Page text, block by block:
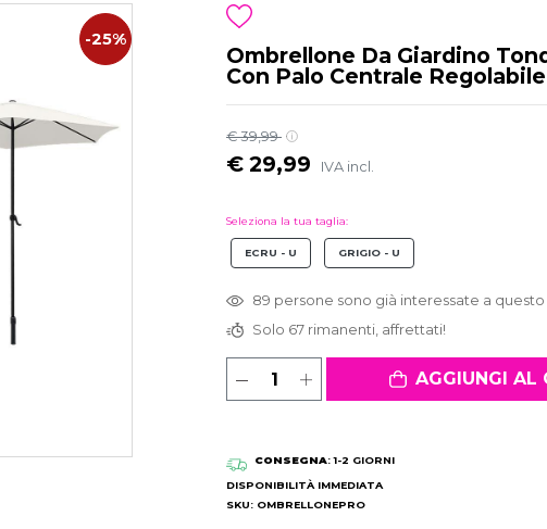
-25%
Ombrellone Da Giardino
Con Palo Centrale Regolabile
€ 39,99
€ 29,99 IVA incl.
Seleziona la tua taglia:
ECRU - U GRIGIO - U
89 persone sono già interessate a
Solo 67 rimanenti, affrettati!
AGGIUNGI AL
CONSEGNA: 1-2 GIORNI
DISPONIBILITÀ IMMEDIATA
SKU: OMBRELLONEPRO